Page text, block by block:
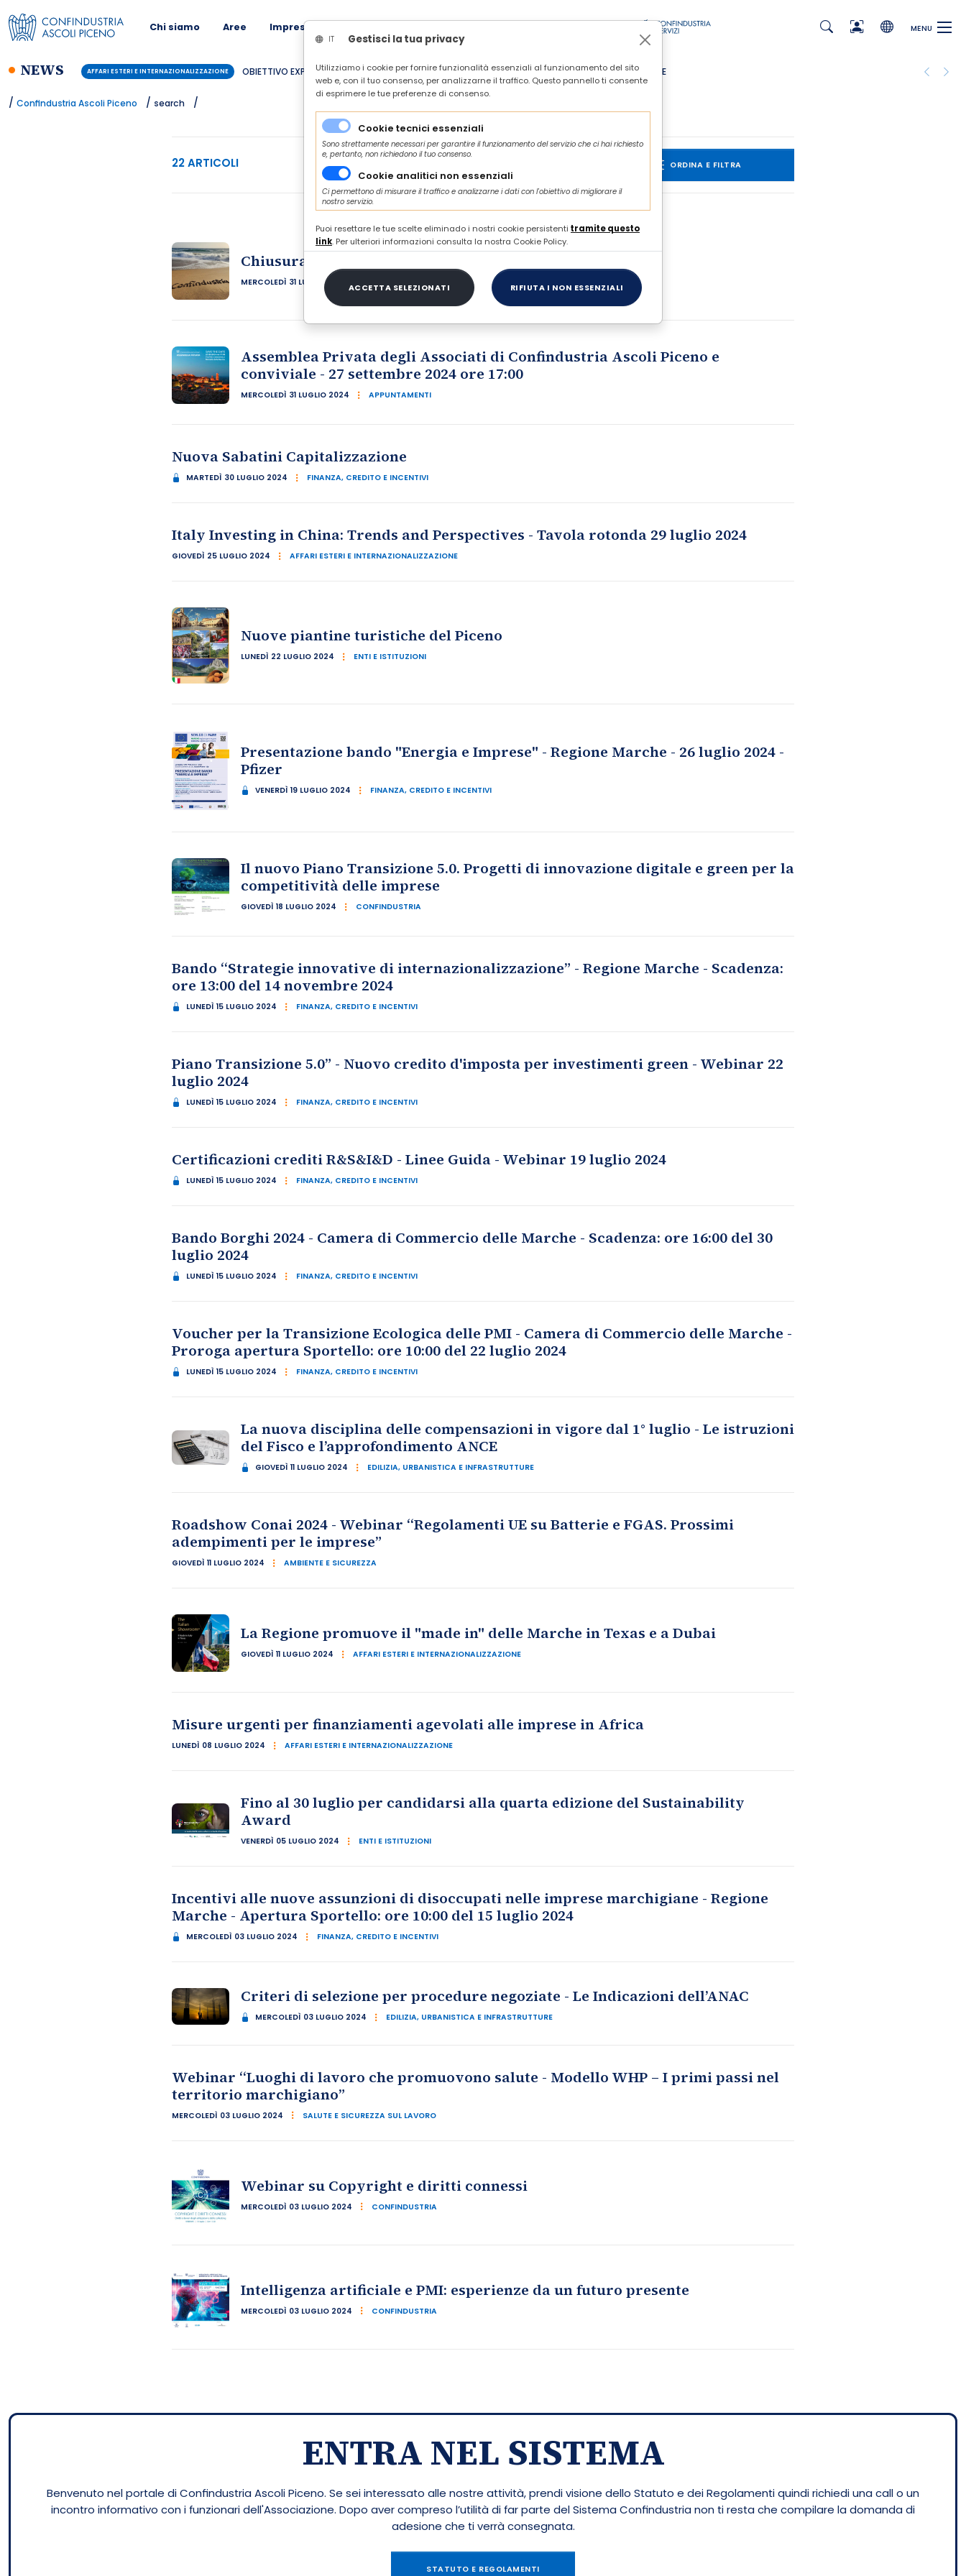
Chi siamo Aree Imprese MENU
NEWS CONFINDUSTRIA BUSINESS CONTINUITY PER LE PMI - ARQUATA DEL TRONTO, 22 SETTEMBRE 2026 ORE 10.00
/ Confindustria Ascoli Piceno / search /
22 ARTICOLI ORDINA E FILTRA
Chiusura uffici periodo estivo 2024
MERCOLEDÌ 31 LUGLIO 2024
Assemblea Privata degli Associati di Confindustria Ascoli Piceno e
conviviale - 27 settembre 2024 ore 17:00
MERCOLEDÌ 31 LUGLIO 2024 APPUNTAMENTI
Nuova Sabatini Capitalizzazione
MARTEDÌ 30 LUGLIO 2024 FINANZA, CREDITO E INCENTIVI
Italy Investing in China: Trends and Perspectives - Tavola rotonda 29 luglio 2024
GIOVEDÌ 25 LUGLIO 2024 AFFARI ESTERI E INTERNAZIONALIZZAZIONE
Nuove piantine turistiche del Piceno
LUNEDÌ 22 LUGLIO 2024 ENTI E ISTITUZIONI
Presentazione bando "Energia e Imprese" - Regione Marche - 26 luglio 2024 -
Pfizer
VENERDÌ 19 LUGLIO 2024 FINANZA, CREDITO E INCENTIVI
Il nuovo Piano Transizione 5.0. Progetti di innovazione digitale e green per la
competitività delle imprese
GIOVEDÌ 18 LUGLIO 2024 CONFINDUSTRIA
Bando “Strategie innovative di internazionalizzazione” - Regione Marche - Scadenza:
ore 13:00 del 14 novembre 2024
LUNEDÌ 15 LUGLIO 2024 FINANZA, CREDITO E INCENTIVI
Piano Transizione 5.0” - Nuovo credito d'imposta per investimenti green - Webinar 22
luglio 2024
LUNEDÌ 15 LUGLIO 2024 FINANZA, CREDITO E INCENTIVI
Certificazioni crediti R&S&I&D - Linee Guida - Webinar 19 luglio 2024
LUNEDÌ 15 LUGLIO 2024 FINANZA, CREDITO E INCENTIVI
Bando Borghi 2024 - Camera di Commercio delle Marche - Scadenza: ore 16:00 del 30
luglio 2024
LUNEDÌ 15 LUGLIO 2024 FINANZA, CREDITO E INCENTIVI
Voucher per la Transizione Ecologica delle PMI - Camera di Commercio delle Marche -
Proroga apertura Sportello: ore 10:00 del 22 luglio 2024
LUNEDÌ 15 LUGLIO 2024 FINANZA, CREDITO E INCENTIVI
La nuova disciplina delle compensazioni in vigore dal 1° luglio - Le istruzioni
del Fisco e l’approfondimento ANCE
GIOVEDÌ 11 LUGLIO 2024 EDILIZIA, URBANISTICA E INFRASTRUTTURE
Roadshow Conai 2024 - Webinar “Regolamenti UE su Batterie e FGAS. Prossimi
adempimenti per le imprese”
GIOVEDÌ 11 LUGLIO 2024 AMBIENTE E SICUREZZA
La Regione promuove il "made in" delle Marche in Texas e a Dubai
GIOVEDÌ 11 LUGLIO 2024 AFFARI ESTERI E INTERNAZIONALIZZAZIONE
Misure urgenti per finanziamenti agevolati alle imprese in Africa
LUNEDÌ 08 LUGLIO 2024 AFFARI ESTERI E INTERNAZIONALIZZAZIONE
Fino al 30 luglio per candidarsi alla quarta edizione del Sustainability
Award
VENERDÌ 05 LUGLIO 2024 ENTI E ISTITUZIONI
Incentivi alle nuove assunzioni di disoccupati nelle imprese marchigiane - Regione
Marche - Apertura Sportello: ore 10:00 del 15 luglio 2024
MERCOLEDÌ 03 LUGLIO 2024 FINANZA, CREDITO E INCENTIVI
Criteri di selezione per procedure negoziate - Le Indicazioni dell’ANAC
MERCOLEDÌ 03 LUGLIO 2024 EDILIZIA, URBANISTICA E INFRASTRUTTURE
Webinar “Luoghi di lavoro che promuovono salute - Modello WHP – I primi passi nel
territorio marchigiano”
MERCOLEDÌ 03 LUGLIO 2024 SALUTE E SICUREZZA SUL LAVORO
Webinar su Copyright e diritti connessi
MERCOLEDÌ 03 LUGLIO 2024 CONFINDUSTRIA
Intelligenza artificiale e PMI: esperienze da un futuro presente
MERCOLEDÌ 03 LUGLIO 2024 CONFINDUSTRIA
ENTRA NEL SISTEMA
Benvenuto nel portale di Confindustria Ascoli Piceno. Se sei interessato alle nostre attività, prendi visione dello Statuto e dei Regolamenti quindi richiedi una call o un
incontro informativo con i funzionari dell'Associazione. Dopo aver compreso l’utilità di far parte del Sistema Confindustria non ti resta che compilare la domanda di
adesione che ti verrà consegnata.
STATUTO E REGOLAMENTI
IT Gestisci la tua privacy
Utilizziamo i cookie per fornire funzionalità essenziali al funzionamento del sito
web e, con il tuo consenso, per analizzarne il traffico. Questo pannello ti consente
di esprimere le tue preferenze di consenso.
Cookie tecnici essenziali
Sono strettamente necessari per garantire il funzionamento del servizio che ci hai richiesto
e, pertanto, non richiedono il tuo consenso.
Cookie analitici non essenziali
Ci permettono di misurare il traffico e analizzarne i dati con l'obiettivo di migliorare il
nostro servizio.
Puoi resettare le tue scelte eliminado i nostri cookie persistenti tramite questo
link. Per ulteriori informazioni consulta la nostra Cookie Policy.
ACCETTA SELEZIONATI RIFIUTA I NON ESSENZIALI